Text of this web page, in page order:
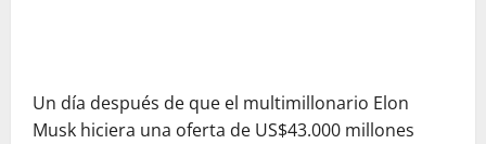
Un día después de que el multimillonario Elon
Musk hiciera una oferta de US$43.000 millones